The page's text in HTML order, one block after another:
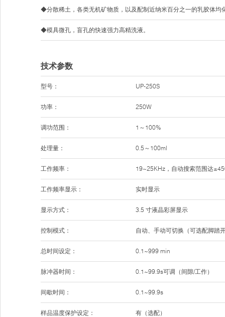
◆分散稀土，各类无机矿物质，以及配制近纳米百分之一的乳胶体均
◆模具微孔，盲孔的快速强力高精洗液。
技术参数
型号： UP-250S
功率： 250W
调功范围： 1～100%
处理量： 0.5～100ml
工作频率： 19~25KHz，自动搜索范围达
工作频率显示： 实时显示
显示方式： 3.5 寸液晶彩屏显示
控制模式： 自动、手动可切换（可选配脚踏
总时间设定： 0.1~999 min
脉冲器时间： 0.1~99.9s可调（间隙/工作）
间歇时间： 0.1~99.9s
样品温度保护设定： 有（选配）